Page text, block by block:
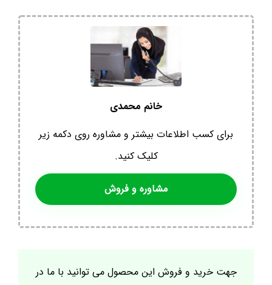
خانم محمدی
برای کسب اطلاعات بیشتر و مشاوره روی دکمه زیر
کلیک کنید.
مشاوره و فروش
جهت خرید و فروش این محصول می توانید با ما در